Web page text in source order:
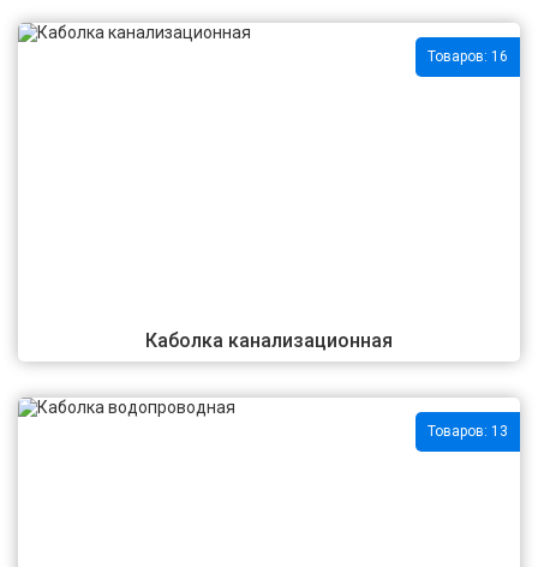
Каболка канализационная
Товаров: 16
Товаров: 13